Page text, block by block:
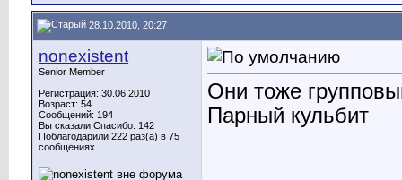
28.10.2010, 20:27
nonexistent
Senior Member
Регистрация: 30.06.2010
Возраст: 54
Сообщений: 194
Вы сказали Спасибо: 142
Поблагодарили 222 раз(а) в 75
сообщениях
Они тоже
Парный кульбит